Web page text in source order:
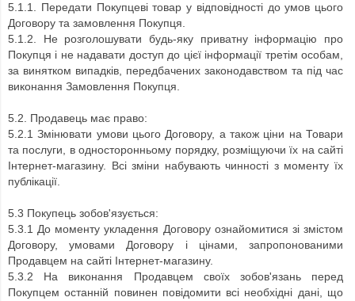
5.1.1. Передати Покупцеві товар у відповідності до умов цього
Договору та замовлення Покупця.
5.1.2. Не розголошувати будь-яку приватну інформацію про
Покупця і не надавати доступ до цієї інформації третім особам,
за винятком випадків, передбачених законодавством та під час
виконання Замовлення Покупця.
5.2. Продавець має право:
5.2.1 Змінювати умови цього Договору, а також ціни на Товари
та послуги, в односторонньому порядку, розміщуючи їх на сайті
Інтернет-магазину. Всі зміни набувають чинності з моменту їх
публікації.
5.3 Покупець зобов'язується:
5.3.1 До моменту укладення Договору ознайомитися зі змістом
Договору, умовами Договору і цінами, запропонованими
Продавцем на сайті Інтернет-магазину.
5.3.2 На виконання Продавцем своїх зобов'язань перед
Покупцем останній повинен повідомити всі необхідні дані, що